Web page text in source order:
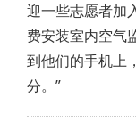
迎一些志愿者加
费安装室内空气
到他们的手机上
分。”